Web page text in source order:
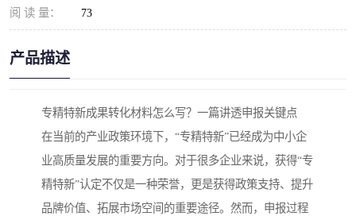
阅 读 量： 73
产品描述
专精特新成果转化材料怎么写？一篇讲透申报关键点
在当前的产业政策环境下，“专精特新”已经成为中小企
业高质量发展的重要方向。对于很多企业来说，获得“专
精特新”认定不仅是一种荣誉，更是获得政策支持、提升
品牌价值、拓展市场空间的重要途径。然而，申报过程